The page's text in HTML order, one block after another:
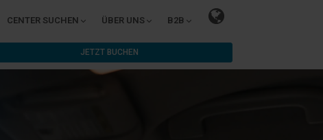
CENTER SUCHEN ÜBER UNS B2B
JETZT BUCHEN